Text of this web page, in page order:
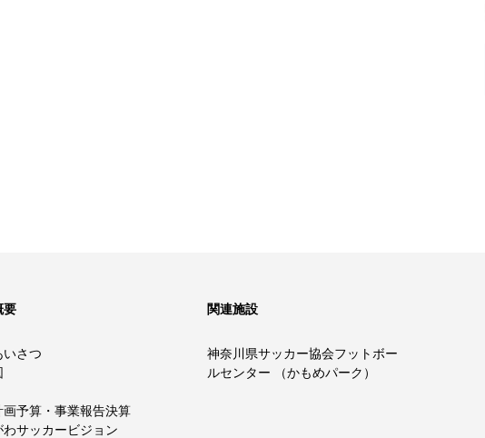
要
いさつ
画予算・事業報告決算
わサッカービジョン
関連施設
神奈川県サッカー協会フットボー
ルセンター （かもめパーク）